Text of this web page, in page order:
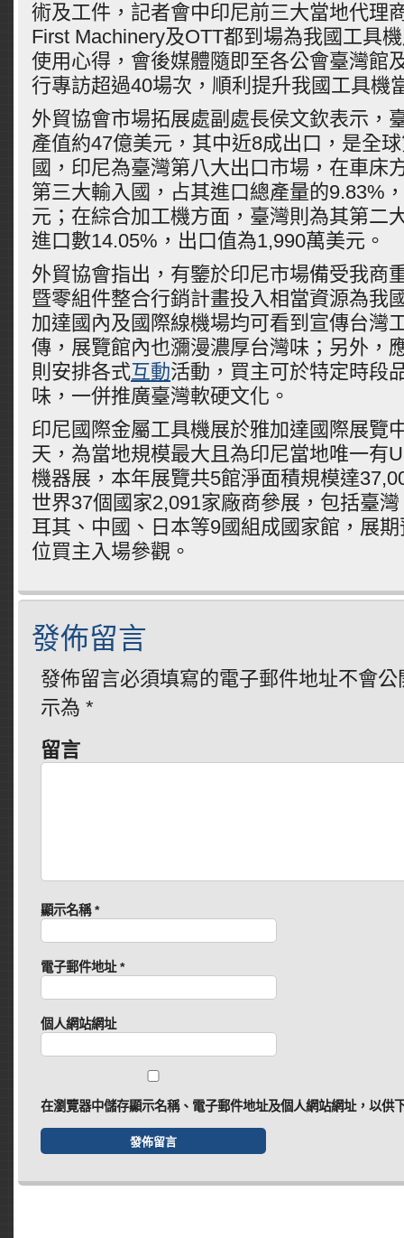
術及工件，記者會中印尼前三大當地代理
First Machinery及OTT都到場為我國工具
使用心得，會後媒體隨即至各公會臺灣館
行專訪超過40場次，順利提升我國工具機
外貿協會市場拓展處副處長侯文欽表示，
產值約47億美元，其中近8成出口，是全
國，印尼為臺灣第八大出口市場，在車床
第三大輸入國，占其進口總產量的9.83%
元；在綜合加工機方面，臺灣則為其第二
進口數14.05%，出口值為1,990萬美元。
外貿協會指出，有鑒於印尼市場備受我商
暨零組件整合行銷計畫投入相當資源為我
加達國內及國際線機場均可看到宣傳台灣
傳，展覽館內也瀰漫濃厚台灣味；另外，
則安排各式互動活動，買主可於特定時段
味，一併推廣臺灣軟硬文化。
印尼國際金屬工具機展於雅加達國際展覽
天，為當地規模最大且為印尼當地唯一有
機器展，本年展覽共5館淨面積規模達
世界37個國家2,091家廠商參展，包括臺
耳其、中國、日本等9國組成國家館，展
位買主入場參觀。
發佈留言
發佈留言必須填寫的電子郵件地址不會公
示為 *
留言
顯示名稱*
電子郵件地址*
個人網站網址
在瀏覽器中儲存顯示名稱、電子郵件地址及個人網站網址，以供